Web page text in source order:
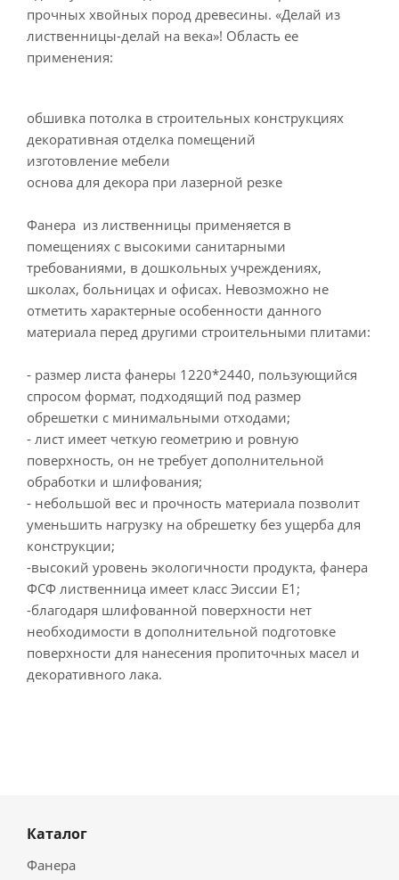
прочных хвойных пород древесины. «Делай из
лиственницы-делай на века»! Область ее
применения:
обшивка потолка в строительных конструкциях
декоративная отделка помещений
изготовление мебели
основа для декора при лазерной резке
Фанера из лиственницы применяется в
помещениях с высокими санитарными
требованиями, в дошкольных учреждениях,
школах, больницах и офисах. Невозможно не
отметить характерные особенности данного
материала перед другими строительными плитами:
- размер листа фанеры 1220*2440, пользующийся
спросом формат, подходящий под размер
обрешетки с минимальными отходами;
- лист имеет четкую геометрию и ровную
поверхность, он не требует дополнительной
обработки и шлифования;
- небольшой вес и прочность материала позволит
уменьшить нагрузку на обрешетку без ущерба для
конструкции;
-высокий уровень экологичности продукта, фанера
ФСФ лиственница имеет класс Эиссии Е1;
-благодаря шлифованной поверхности нет
необходимости в дополнительной подготовке
поверхности для нанесения пропиточных масел и
декоративного лака.
Каталог
Фанера